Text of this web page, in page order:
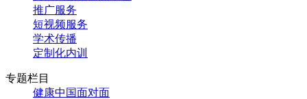
推广服务
短视频服务
学术传播
定制化内训
专题栏目
健康中国面对面